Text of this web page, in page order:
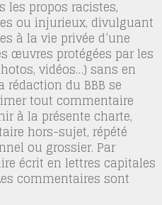
propos racistes,
ou injurieux, divulguant
à la vie privée d’une
œuvres protégées par les
vidéos…) sans en
rédaction du BBB se
tout commentaire
à la présente charte,
hors-sujet, répété
ou grossier. Par
écrit en lettres capitales
commentaires sont